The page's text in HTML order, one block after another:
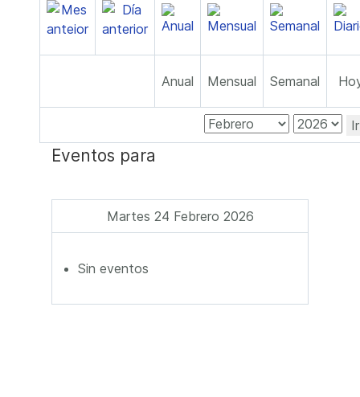
Anual Mensual Semanal
Eventos para
Martes 24 Febrero 2026
Sin eventos